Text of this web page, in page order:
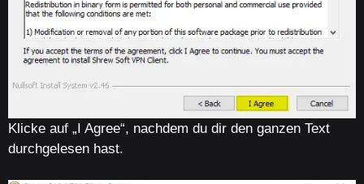
Klicke auf „I Agree“, nachdem du dir den ganzen Text
durchgelesen hast.